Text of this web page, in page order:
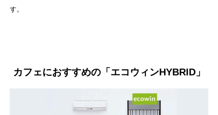
す。
カフェにおすすめの「エコウィンHYBRID」